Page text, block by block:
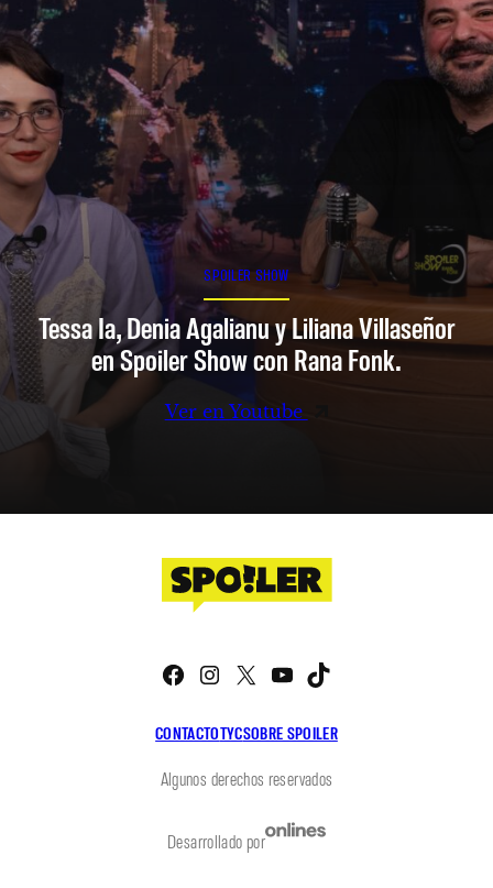
SPOILER SHOW
Tessa Ia, Denia Agalianu y Liliana Villaseñor
en Spoiler Show con Rana Fonk.
Ver en Youtube
CONTACTOTYCSOBRE SPOILER
Facebook
Instagram
X YouTube
Algunos derechos reservados
Desarrollado por